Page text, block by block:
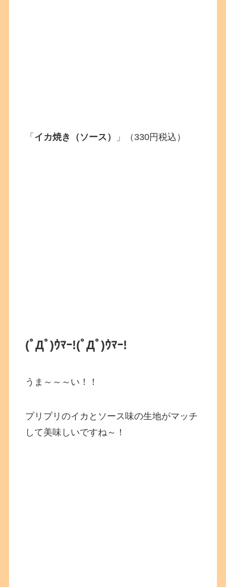
「 イカ焼き（ソース） 」（330円税込）
(ﾟДﾟ)ｳﾏｰ!(ﾟДﾟ)ｳﾏｰ!
うま～～～い！！
プリプリのイカとソース味の生地がマッチ
して美味しいですね～！